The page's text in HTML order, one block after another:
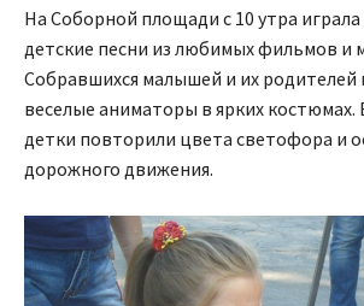
На Соборной площади с 10 утра играла
детские песни из любимых фильмов и
Собравшихся малышей и их родителей
веселые аниматоры в ярких
детки повторили цвета светофора и
дорожного движения.